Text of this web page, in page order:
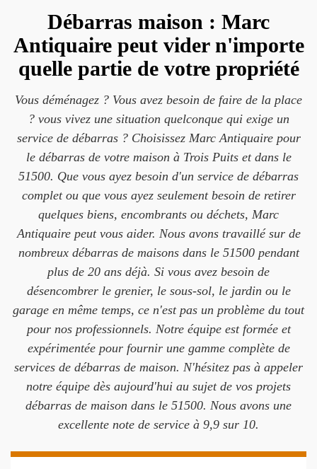
Débarras maison : Marc
Antiquaire peut vider n'importe
quelle partie de votre propriété
Vous déménagez ? Vous avez besoin de faire de la place
? vous vivez une situation quelconque qui exige un
service de débarras ? Choisissez Marc Antiquaire pour
le débarras de votre maison à Trois Puits et dans le
51500. Que vous ayez besoin d'un service de débarras
complet ou que vous ayez seulement besoin de retirer
quelques biens, encombrants ou déchets, Marc
Antiquaire peut vous aider. Nous avons travaillé sur de
nombreux débarras de maisons dans le 51500 pendant
plus de 20 ans déjà. Si vous avez besoin de
désencombrer le grenier, le sous-sol, le jardin ou le
garage en même temps, ce n'est pas un problème du tout
pour nos professionnels. Notre équipe est formée et
expérimentée pour fournir une gamme complète de
services de débarras de maison. N'hésitez pas à appeler
notre équipe dès aujourd'hui au sujet de vos projets
débarras de maison dans le 51500. Nous avons une
excellente note de service à 9,9 sur 10.